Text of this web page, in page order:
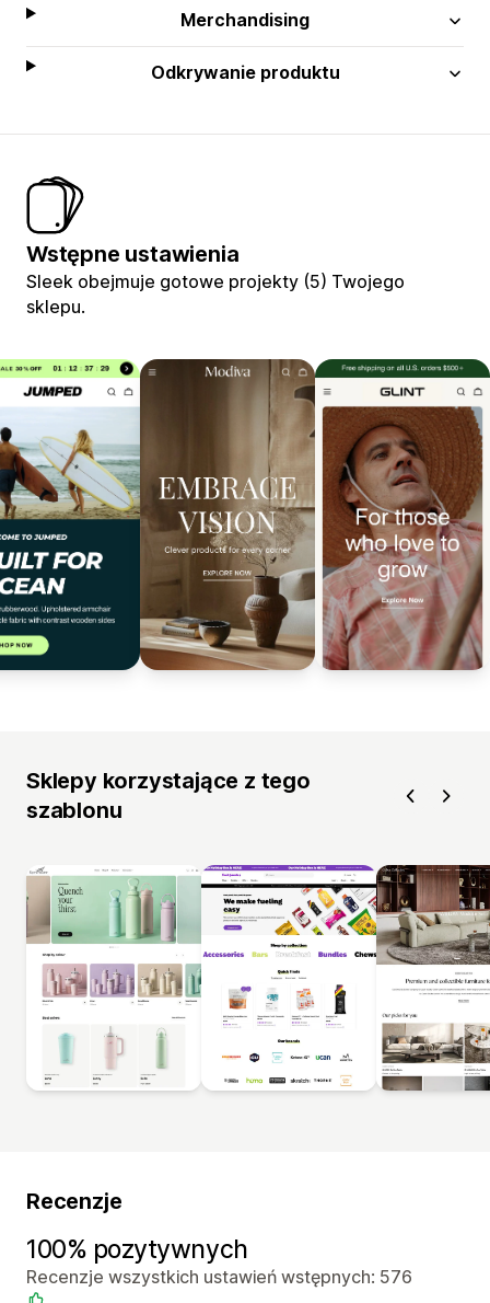
Merchandising
Odkrywanie produktu
Wstępne ustawienia
Sleek obejmuje gotowe projekty (5) Twojego
sklepu.
Sklepy korzystające z tego
szablonu
Recenzje
100% pozytywnych
Recenzje wszystkich ustawień wstępnych: 576